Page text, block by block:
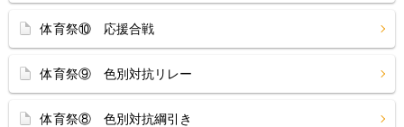
体育祭⑩ 応援合戦
体育祭⑨ 色別対抗リレー
体育祭⑧ 色別対抗綱引き